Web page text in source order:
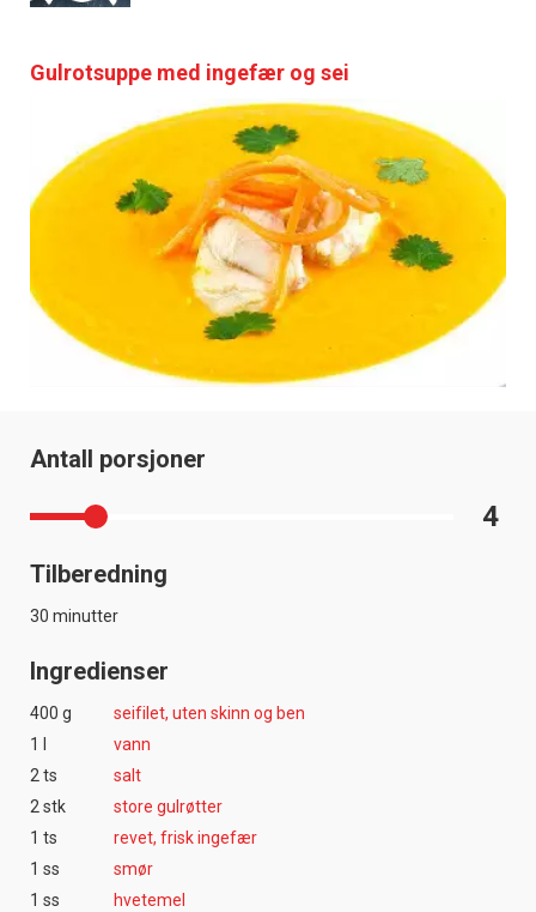
Gulrotsuppe med ingefær og sei
Antall porsjoner
4
Tilberedning
30 minutter
Ingredienser
400 g
seifilet, uten skinn og ben
1 l
vann
2 ts
salt
2 stk
store gulrøtter
1 ts
revet, frisk ingefær
1 ss
smør
1 ss
hvetemel